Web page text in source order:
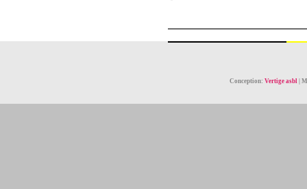
Conception: Vertige asbl |